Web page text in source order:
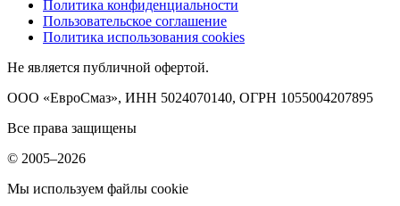
Политика конфиденциальности
Пользовательское соглашение
Политика использования cookies
Не является публичной офертой.
ООО «ЕвроСмаз», ИНН 5024070140, ОГРН 1055004207895
Все права защищены
© 2005–2026
Мы используем файлы cookie